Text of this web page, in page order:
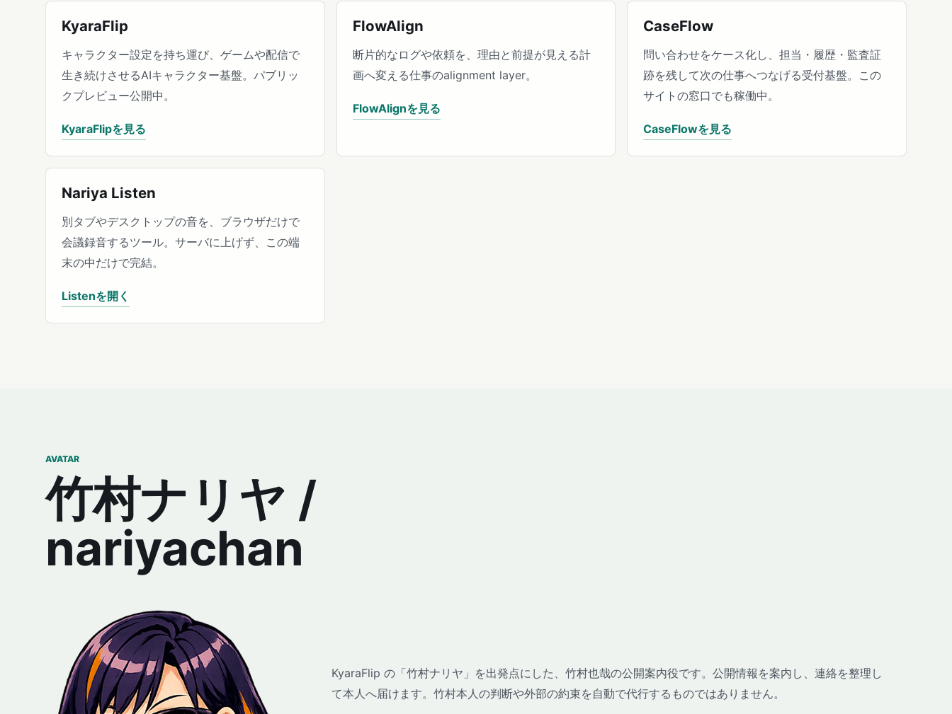
KyaraFlip
キャラクター設定を持ち運び、ゲームや配信で
生き続けさせるAIキャラクター基盤。パブリッ
クプレビュー公開中。
KyaraFlipを見る
FlowAlign
断片的なログや依頼を、理由と前提が見える計
画へ変える仕事のalignment layer。
FlowAlignを見る
CaseFlow
問い合わせをケース化し、担当・履歴・監査証
跡を残して次の仕事へつなげる受付基盤。この
サイトの窓口でも稼働中。
CaseFlowを見る
Nariya Listen
別タブやデスクトップの音を、ブラウザだけで
会議録音するツール。サーバに上げず、この端
末の中だけで完結。
Listenを開く
AVATAR
竹村ナリヤ /
nariyachan
KyaraFlip の「竹村ナリヤ」を出発点にした、竹村也哉の公開案内役です。公開情報を案内し、連絡を整理し
て本人へ届けます。竹村本人の判断や外部の約束を自動で代行するものではありません。